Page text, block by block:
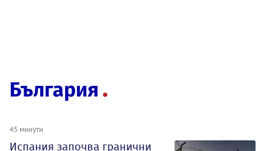
България
45 минути
Испания започва гранични